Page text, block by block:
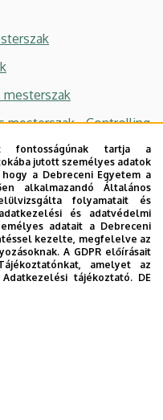
mesterszak - Controlling
specializáció
mesterszak - Emberi
szervezés
mesterszak
and Business
(MBA)
fontosságúnak tartja a
jutott személyes adatok
a Debreceni Egyetem a
alkalmazandó Általános
folyamatait és
és adatvédelmi
adatait a Debreceni
kezelte, megfelelve az
A GDPR előírásait
amelyet az
Adatkezelési tájékoztató. DE